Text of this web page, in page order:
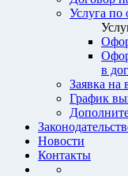
Услуга
в
Заявка на
График
Новости
Контакты